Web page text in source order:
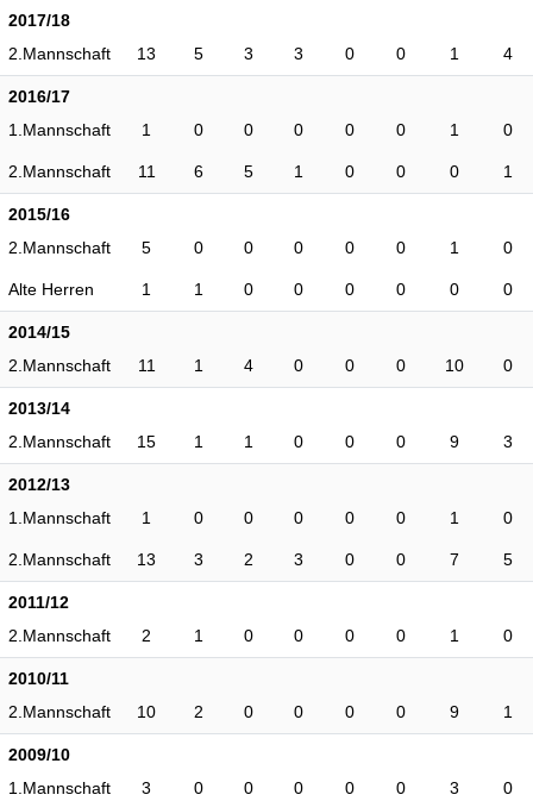
2017/18
2.Mannschaft
13 5 3 3 0 0 1 4
2016/17
1.Mannschaft
1 0 0 0 0 0 1 0
2.Mannschaft 11 6 5 1 0 0 0 1
2015/16
2.Mannschaft
5 0 0 0 0 0 1 0
Alte Herren 1 1 0 0 0 0 0 0
2014/15
2.Mannschaft
11 1 4 0 0 0 10 0
2013/14
2.Mannschaft
15 1 1 0 0 0 9 3
2012/13
1.Mannschaft
1 0 0 0 0 0 1 0
2.Mannschaft 13 3 2 3 0 0 7 5
2011/12
2.Mannschaft
2 1 0 0 0 0 1 0
2010/11
2.Mannschaft
10 2 0 0 0 0 9 1
2009/10
1.Mannschaft
3 0 0 0 0 0 3 0